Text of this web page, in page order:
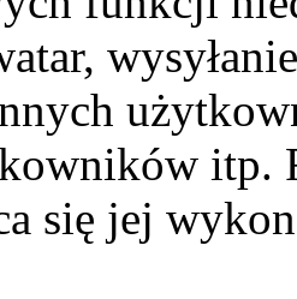
itp.
się jej